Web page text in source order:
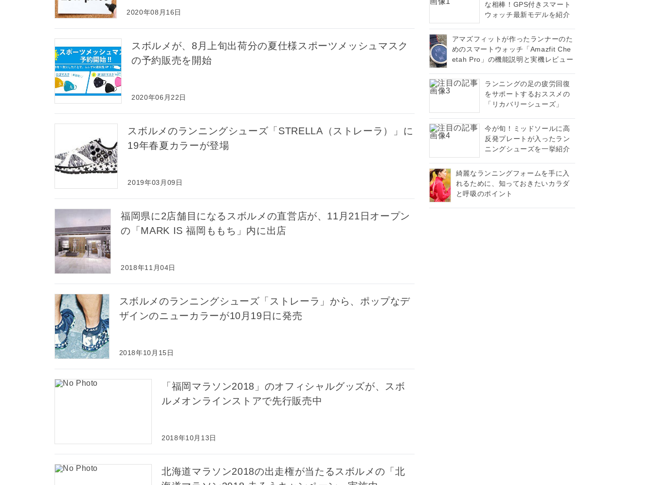
2020年08月16日
スボルメが、8月上旬出荷分の夏仕様スポーツメッシュマスク
の予約販売を開始
2020年06月22日
スボルメのランニングシューズ「STRELLA（ストレーラ）」に
19年春夏カラーが登場
2019年03月09日
福岡県に2店舗目になるスボルメの直営店が、11月21日オープン
の「MARK IS 福岡ももち」内に出店
2018年11月04日
スボルメのランニングシューズ「ストレーラ」から、ポップなデ
ザインのニューカラーが10月19日に発売
2018年10月15日
「福岡マラソン2018」のオフィシャルグッズが、スボ
ルメオンラインストアで先行販売中
2018年10月13日
北海道マラソン2018の出走権が当たるスボルメの「北
な相棒！GPS付きスマート
ウォッチ最新モデルを紹介
アマズフィットが作ったランナーのた
めのスマートウォッチ「Amazfit Che
etah Pro」の機能説明と実機レビュー
ランニングの足の疲労回復
をサポートするおススメの
「リカバリーシューズ」
今が旬！ミッドソールに高
反発プレートが入ったラン
ニングシューズを一挙紹介
綺麗なランニングフォームを手に入
れるために、知っておきたいカラダ
と呼吸のポイント